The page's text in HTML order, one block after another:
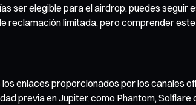
ser elegible para el airdrop, puedes
reclamación limitada, pero comprender
enlaces proporcionados por los canales
previa en Jupiter, como Phantom,